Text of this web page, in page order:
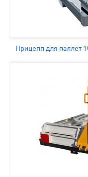
Прицепп для паллет